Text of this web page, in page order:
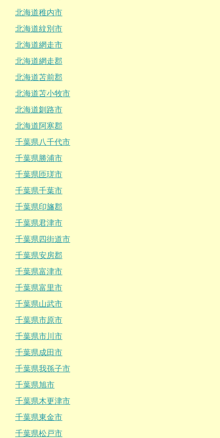
北海道稚内市
北海道紋別市
北海道網走市
北海道網走郡
北海道苫前郡
北海道苫小牧市
北海道釧路市
北海道阿寒郡
千葉県八千代市
千葉県勝浦市
千葉県匝瑳市
千葉県千葉市
千葉県印旛郡
千葉県君津市
千葉県四街道市
千葉県安房郡
千葉県富津市
千葉県富里市
千葉県山武市
千葉県市原市
千葉県市川市
千葉県成田市
千葉県我孫子市
千葉県旭市
千葉県木更津市
千葉県東金市
千葉県松戸市